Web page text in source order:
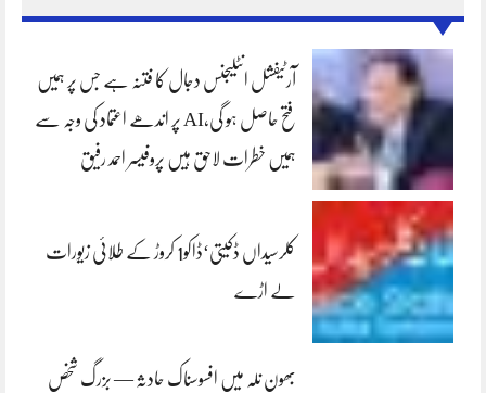
آرٹیفشل انٹلیجنس دجال کا فتنہ ہے جس پر ہمیں
فتح حاصل ہو گی،AI پر اندھے اعتماد کی وجہ سے
ہمیں خطرات لاحق ہیں پروفیسر احمد رفیق
کلرسیداں ڈکیتی‘ڈاکو1 کروڑ کے طلائی زیورات
لے اڑے
بھون نلہ میں افسوسناک حادثہ — بزرگ شخص